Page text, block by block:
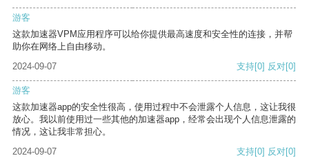
游客
这款加速器VPM应用程序可以给你提供最高速度和安全性的连接，并帮
助你在网络上自由移动。
2024-09-07
支持[0] 反对[0]
游客
这款加速器app的安全性很高，使用过程中不会泄露个人信息，这让我很
放心。我以前使用过一些其他的加速器app，经常会出现个人信息泄露的
情况，这让我非常担心。
2024-09-07
支持[0] 反对[0]